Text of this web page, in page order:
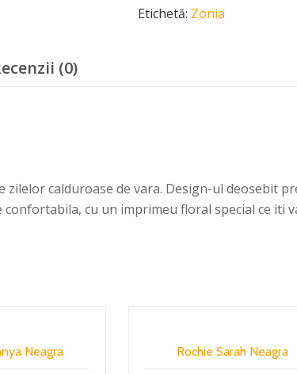
Etichetă: Zonia
(0)
zilelor calduroase de vara. Design-ul deosebit
cu un imprimeu floral special ce iti
Neagra Rochie Sarah Neagra